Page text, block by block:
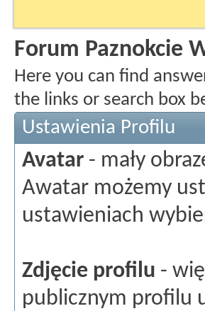
Forum Paznokcie
Here you can find
the links or search box
Ustawienia Profilu
Avatar - mały
Awatar możemy
ustawieniach
Zdjęcie profilu -
publicznym profilu